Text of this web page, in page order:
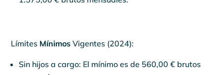
Límites Mínimos Vigentes (2024):
Sin hijos a cargo: El mínimo es de 560,00 € brutos